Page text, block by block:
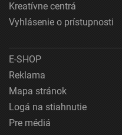
Kreatívne centrá
Vyhlásenie o prístupnosti
E-SHOP
Reklama
Mapa stránok
Logá na stiahnutie
Pre médiá